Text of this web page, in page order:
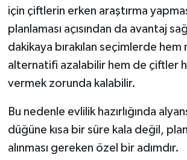
için çiftlerin erken araştırma
planlaması açısından da avantaj
dakikaya bırakılan seçimlerde hem
alternatifi azalabilir hem de çiftler
vermek zorunda kalabilir.
Bu nedenle evlilik hazırlığında
düğüne kısa bir süre kala değil,
alınması gereken özel bir adımdır.